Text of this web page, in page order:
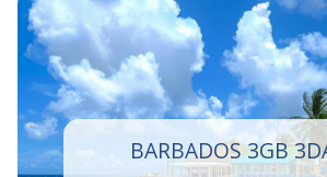
BARBADOS 3GB